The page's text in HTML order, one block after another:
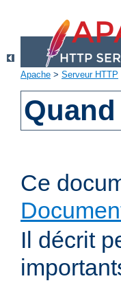
Apache > Serveur HTTP
Ce
Il décrit